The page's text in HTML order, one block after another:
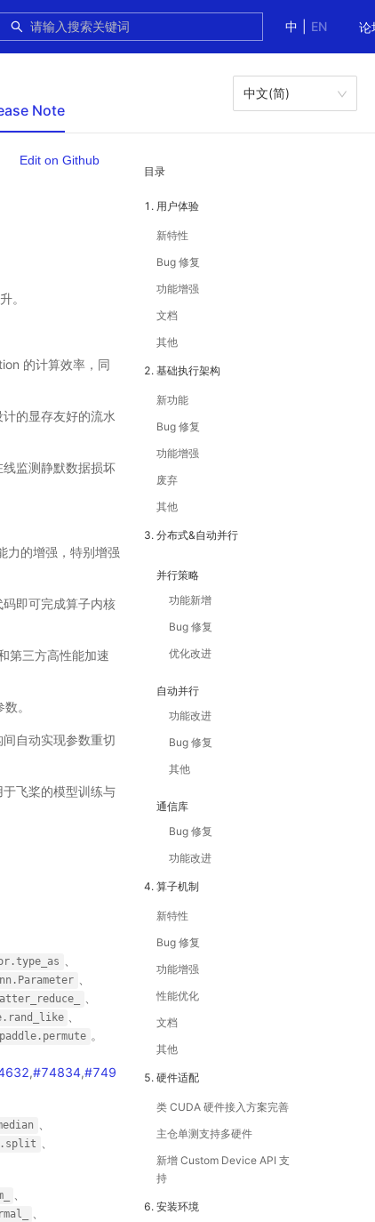
中
EN 论
Note
中文(简)
目录
1. 用户体验
新特性
Bug 修复
功能增强
文档
其他
2. 基础执行架构
新功能
Bug 修复
功能增强
废弃
其他
3. 分布式&自动并行
并行策略
功能新增
Bug 修复
优化改进
自动并行
功能改进
Bug 修复
其他
通信库
Bug 修复
功能改进
4. 算子机制
新特性
Bug 修复
功能增强
性能优化
文档
其他
5. 硬件适配
类 CUDA 硬件接入方案完善
主仓单测支持多硬件
新增 Custom Device API 支
持
6. 安装环境
Edit on Github
。
的计算效率，同
的显存友好的流水
监测静默数据损坏
力的增强，特别增强
即可完成算子内核
第三方高性能加速
。
自动实现参数重切
飞桨的模型训练与
paddle.permute 。
,#74834,#749